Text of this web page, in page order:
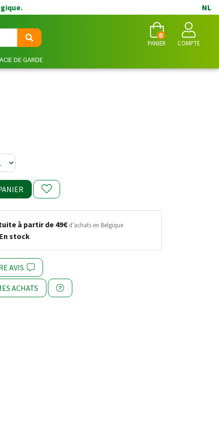
NL
PANIER
0
COMPTE
DE GARDE
à partir de 49€ d’achats en Belgique
stock
AVIS
ACHATS